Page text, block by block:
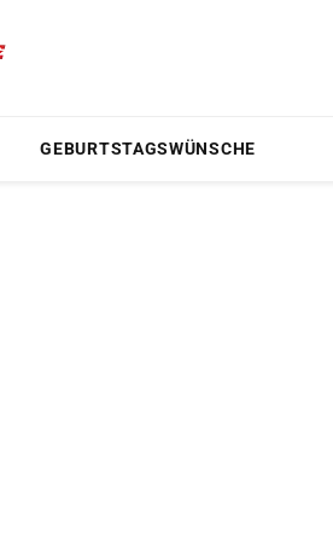
GEBURTSTAGSWÜNSCHE